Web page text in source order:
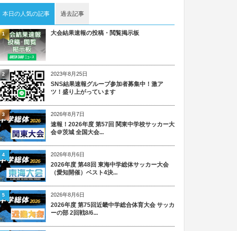
本日の人気の記事 過去記事
大会結果速報の投稿・閲覧掲示板
1
2023年8月25日
SNS結果速報グループ参加者募集中！激ア
ツ！盛り上がっています
2
2026年8月7日
速報！2026年度 第57回 関東中学校サッカー大
会＠茨城 全国大会...
3
2026年8月6日
2026年度 第48回 東海中学総体サッカー大会
（愛知開催）ベスト4決...
4
2026年8月6日
2026年度 第75回近畿中学総合体育大会 サッカ
ーの部 2回戦8/6...
5